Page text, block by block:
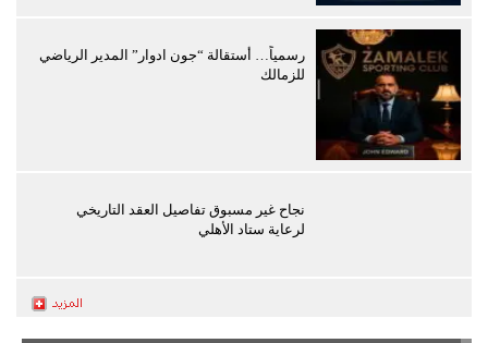
رسمياً… أستقالة “جون ادوار” المدير الرياضي
للزمالك
نجاح غير مسبوق تفاصيل العقد التاريخي
لرعاية ستاد الأهلي